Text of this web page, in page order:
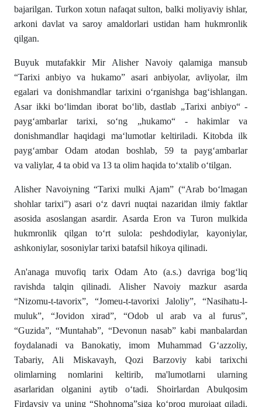
bajarilgan. Turkon xotun nafaqat sulton, balki moliyaviyishlar,
arkoni davlat va saroy amaldorlari ustidan ham hukmronlik
qilgan.
Buyuk mutafakkir Mir Alisher Navoiy qalamiga mansub
“Tarixi anbiyo va hukamo” asarianbiyolar,avliyolar, ilm
egalari va donishmandlar tarixini o‘rganishga bag‘ishlangan.
Asar ikki bo‘limdan iborat bo‘lib, dastlab „Tarixi anbiyo“ -
payg‘ambarlartarixi, so‘ng „hukamo“ - hakimlar va
donishmandlar haqidagi ma‘lumotlar keltiriladi. Kitobda ilk
payg‘ambarOdam atodan boshlab, 59 ta payg‘ambarlar
va valiylar, 4 ta obid va 13 ta olim haqida to‘xtalib o‘tilgan.
Alisher Navoiyning “Tarixi mulki Ajam” (“Arab boʻlmagan
shohlar tarixi”) asari oʻz davri nuqtai nazaridan ilmiy faktlar
asosida asoslangan asardir. Asarda Eron va Turon mulkida
hukmronlik qilgan toʻrt sulola: peshdodiylar, kayoniylar,
ashkoniylar, sosoniylar tarixi batafsil hikoya qilinadi.
An'anaga muvofiq tarix Odam Ato (a.s.) davriga bogʻliq
ravishda talqin qilinadi. Alisher Navoiy mazkur asarda
“Nizomu-t-tavorix”, “Jomeu-t-tavorixi Jaloliy”, “Nasihatu-l-
muluk”, “Jovidon xirad”, “Odob ul arab va al furus”,
“Guzida”, “Muntahab”, “Devonun nasab” kabi manbalardan
foydalanadi va Banokatiy, imom Muhammad Gʻazzoliy,
Tabariy, Ali Miskavayh, Qozi Barzoviy kabi tarixchi
olimlarning nomlarini keltirib, ma'lumotlarni ularning
asarlaridan olganini aytib oʻtadi. Shoirlardan Abulqosim
Firdavsiy va uning “Shohnoma”siga koʻproq murojaat qiladi.